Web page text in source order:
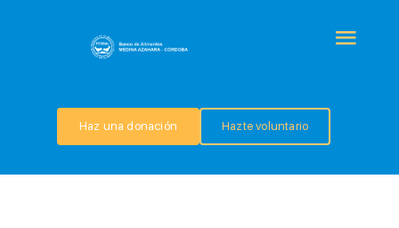
QUIÉNES SOMOS
Haz una donación Hazte voluntario